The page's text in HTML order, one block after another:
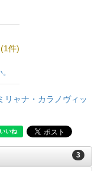
件)
リャナ・カラノヴィッ
3